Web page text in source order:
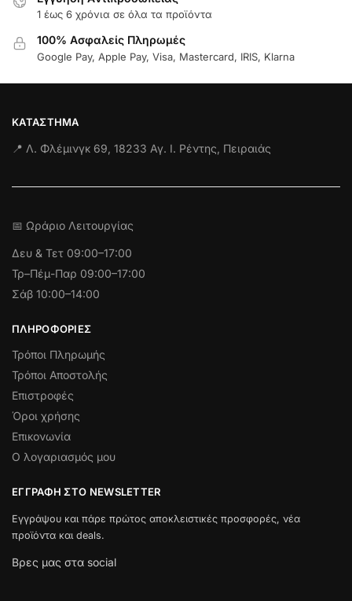
1 έως 6 χρόνια σε όλα τα προϊόντα
100% Ασφαλείς Πληρωμές
Google Pay, Apple Pay, Visa, Mastercard, IRIS, Klarna
ΚΑΤΆΣΤΗΜΑ
📍 Λ. Φλέμινγκ 69, 18233 Αγ. Ι. Ρέντης, Πειραιάς
📅 Ωράριο Λειτουργίας
Δευ & Τετ 09:00–17:00
Τρ–Πέμ-Παρ 09:00–17:00
Σάβ 10:00–14:00
ΠΛΗΡΟΦΟΡΊΕΣ
Τρόποι Πληρωμής
Τρόποι Αποστολής
Επιστροφές
Όροι χρήσης
Επικονωνία
Ο λογαριασμός μου
ΕΓΓΡΑΦΉ ΣΤΟ NEWSLETTER
Εγγράψου και πάρε πρώτος αποκλειστικές προσφορές, νέα
προϊόντα και deals.
Βρες μας στα social